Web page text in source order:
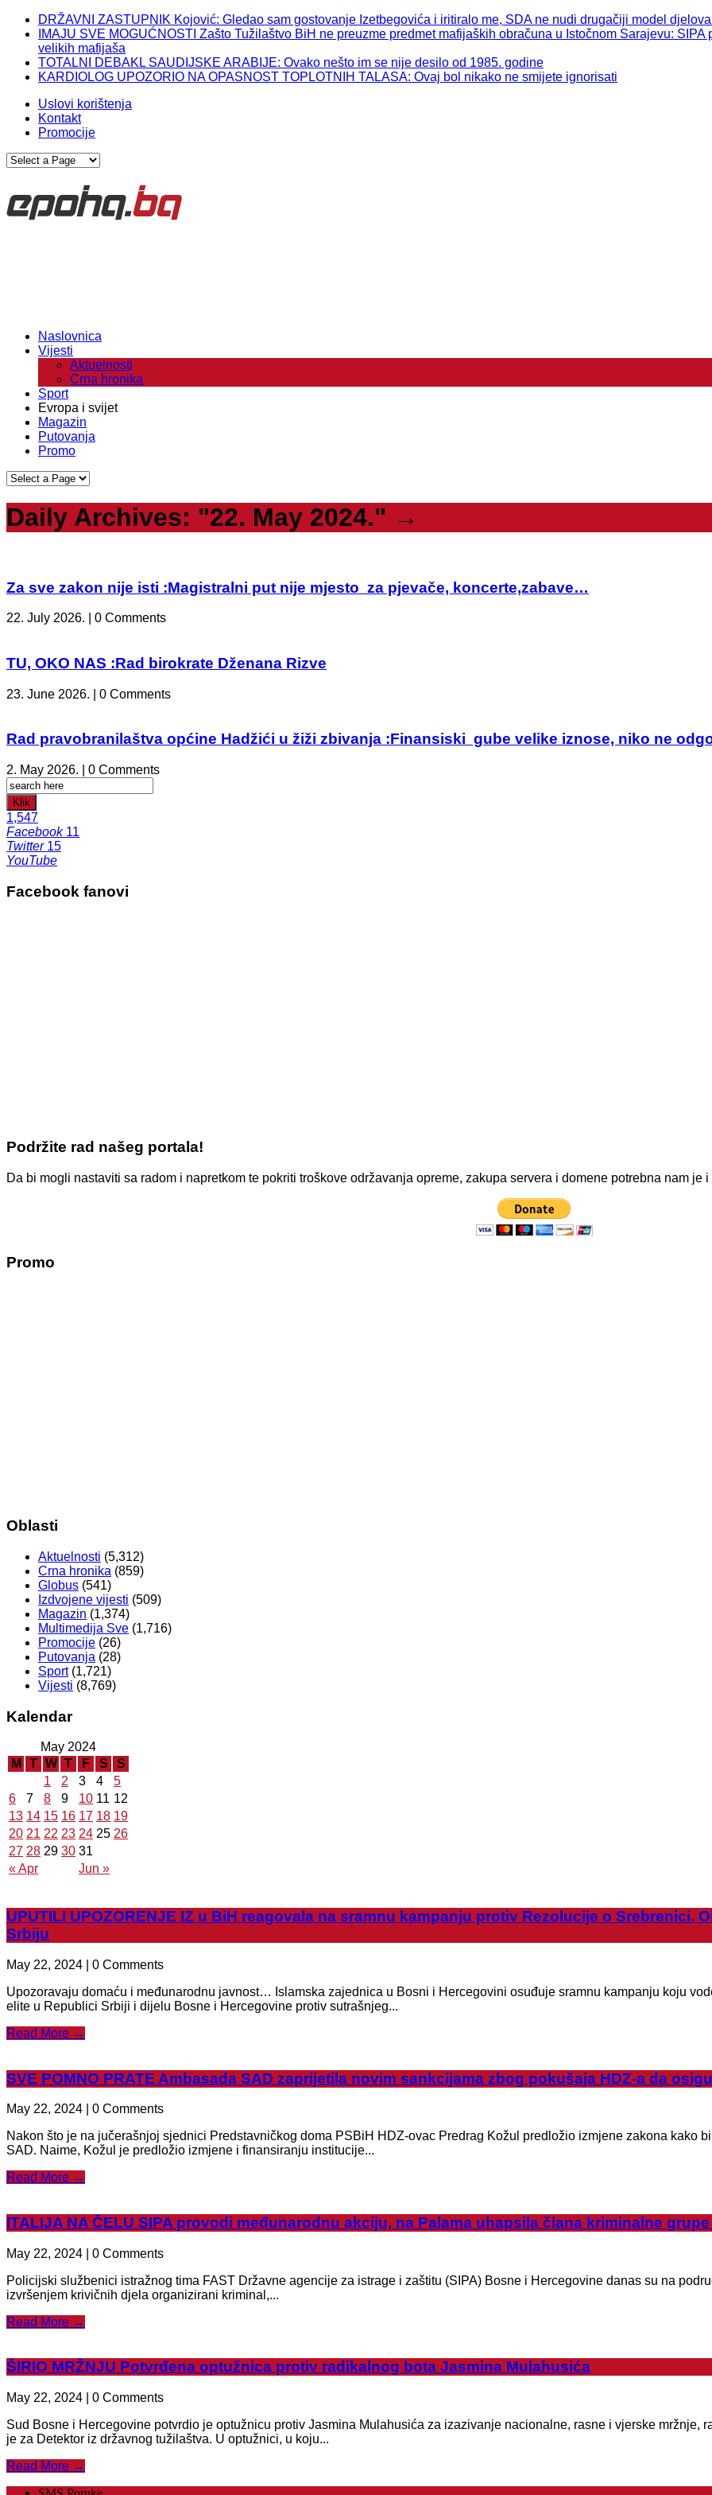
DRŽAVNI ZASTUPNIK Kojović: Gledao sam gostovanje Izetbegovića i iritiralo me, SDA ne nudi drugačiji model
IMAJU SVE MOGUĆNOSTI Zašto Tužilaštvo BiH ne preuzme predmet mafijaških obračuna u Istočnom Sarajevu:
velikih mafijaša
TOTALNI DEBAKL SAUDIJSKE ARABIJE: Ovako nešto im se nije desilo od 1985. godine
KARDIOLOG UPOZORIO NA OPASNOST TOPLOTNIH TALASA: Ovaj bol nikako ne smijete ignorisati
Uslovi korištenja
Kontakt
Promocije
Naslovnica
Vijesti
Aktuelnosti
Crna hronika
Sport
Evropa i svijet
Magazin
Putovanja
Promo
Daily Archives: "22. May 2024." →
Za sve zakon nije isti :Magistralni put nije mjesto za pjevače, koncerte,zabave…
22. July 2026. | 0 Comments
TU, OKO NAS :Rad birokrate Dženana Rizve
23. June 2026. | 0 Comments
Rad pravobranilaštva općine Hadžići u žiži zbivanja :Finansiski gube velike iznose, niko ne
2. May 2026. | 0 Comments
Klik
1,547
Facebook 11
Twitter 15
YouTube
Facebook fanovi
Podržite rad našeg portala!
Da bi mogli nastaviti sa radom i napretkom te pokriti troškove održavanja opreme, zakupa servera i domene potrebna nam je i
Promo
Oblasti
Aktuelnosti (5,312)
Crna hronika (859)
Globus (541)
Izdvojene vijesti (509)
Magazin (1,374)
Multimedija Sve (1,716)
Promocije (26)
Putovanja (28)
Sport(1,721)
Vijesti (8,769)
Kalendar
May 2024
M
T W T F S S
« Apr Jun »
1 2 3 4
5
6
7 8 9 10 11 12
13 14 15 16 17 18 19
20 21 22 23 24 25 26
27 28 29 30 31
UPUTILI UPOZORENJE IZ u BiH reagovala na sramnu kampanju protiv Rezolucije o Srebrenici.
Srbiju
May 22, 2024 | 0 Comments
Upozoravaju domaću i međunarodnu javnost… Islamska zajednica u Bosni i Hercegovini osuđuje sramnu kampanju koju
elite u Republici Srbiji i dijelu Bosne i Hercegovine protiv sutrašnjeg...
Read More →
SVE POMNO PRATE Ambasada SAD zaprijetila novim sankcijama zbog pokušaja HDZ-a da
May 22, 2024 | 0 Comments
Nakon što je na jučerašnjoj sjednici Predstavničkog doma PSBiH HDZ-ovac Predrag Kožul predložio izmjene zakona kako
SAD. Naime, Kožul je predložio izmjene i finansiranju institucije...
Read More →
ITALIJA NA ČELU SIPA provodi međunarodnu akciju, na Palama uhapsila člana kriminalne
May 22, 2024 | 0 Comments
Policijski službenici istražnog tima FAST Državne agencije za istrage i zaštitu (SIPA) Bosne i Hercegovine danas su na
izvršenjem krivičnih djela organizirani kriminal,...
Read More →
ŠIRIO MRŽNJU Potvrđena optužnica protiv radikalnog bota Jasmina Mulahusića
May 22, 2024 | 0 Comments
Sud Bosne i Hercegovine potvrdio je optužnicu protiv Jasmina Mulahusića za izazivanje nacionalne, rasne i vjerske mržnje,
je za Detektor iz državnog tužilaštva. U optužnici, u koju...
Read More →